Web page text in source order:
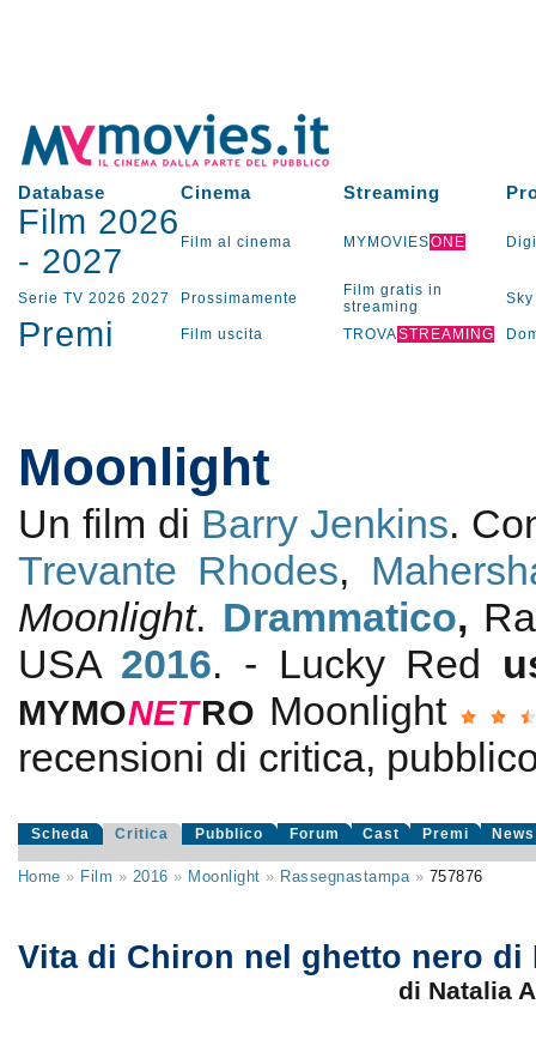
Database Cinema Streaming
Film 2026
- 2027 Film al cinema MYMOVIESONE
Serie TV 2026 2027 Prossimamente
Film gratis in
streaming
Sky
Premi Film uscita TROVASTREAMING
Moonlight
Un film di Barry Jenkins.
Trevante Rhodes,
Moonlight. Drammatico,
USA 2016. - Lucky Red
MYMONETRO Moonlight
recensioni di critica,
Scheda Critica Pubblico Forum Cast Premi News
Home » Film » 2016 » Moonlight » Rassegnastampa» 757876
Vita di Chiron nel ghetto nero di
di Natalia